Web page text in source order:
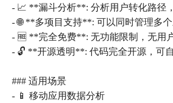
- 📈 **漏斗分析**: 分析用户转化路径
- 🌐 **多项目支持**: 可以同时管理多
- 🆓 **完全免费**: 无功能限制，无用
- 🔓 **开源透明**: 代码完全开源，可
### 适用场景
- 📱 移动应用数据分析